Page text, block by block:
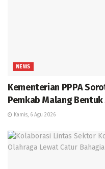
NEWS
Kementerian PPPA
Pemkab Malang
Kamis, 6 Agu 2026